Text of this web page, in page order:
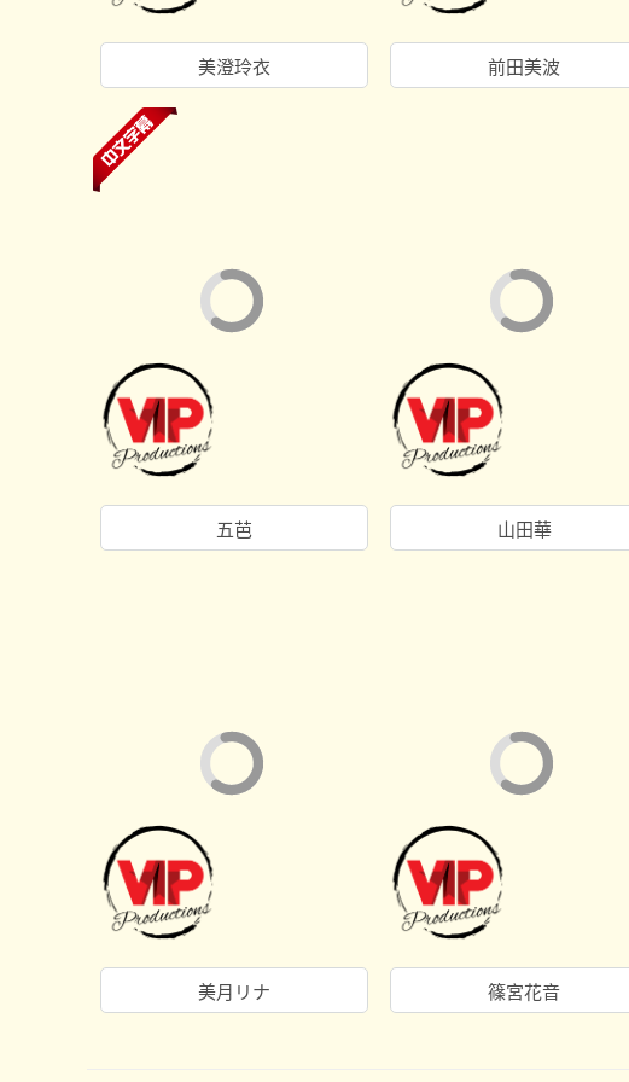
美澄玲衣 前田美波
五芭 山田華
美月リナ 篠宮花音